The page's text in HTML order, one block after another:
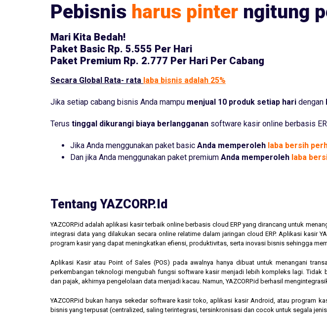
Pebisnis harus pinter ngitung
Mari Kita Bedah!
Paket Basic Rp. 5.555 Per Hari
Paket Premium Rp. 2.777 Per Hari Per Cabang
Secara Global Rata- rata laba bisnis adalah 25%
Jika setiap cabang bisnis Anda mampu menjual 10 produk setiap hari dengan
Terus tinggal dikurangi biaya berlangganan software kasir online berbasis
Jika Anda menggunakan paket basic Anda memperoleh laba bersih
Dan jika Anda menggunakan paket premium Anda memperoleh laba
Tentang YAZCORP.id
YAZCORP.id adalah aplikasi kasir terbaik online berbasis cloud ERP yang dirancang untuk
integrasi data yang dilakukan secara online relatime dalam jaringan cloud ERP. Aplikasi kasir
program kasir yang dapat meningkatkan efiensi, produktivitas, serta inovasi bisnis sehingga
Aplikasi Kasir atau Point of Sales (POS) pada awalnya hanya dibuat untuk menangani
perkembangan teknologi mengubah fungsi software kasir menjadi lebih kompleks lagi.
dan pajak, akhirnya pengelolaan data menjadi kacau. Namun, YAZCORP.id berhasil
YAZCORP.id bukan hanya sekedar software kasir toko, aplikasi kasir Android, atau program
bisnis yang terpusat (centralized, saling terintegrasi, tersinkronisasi dan cocok untuk segala